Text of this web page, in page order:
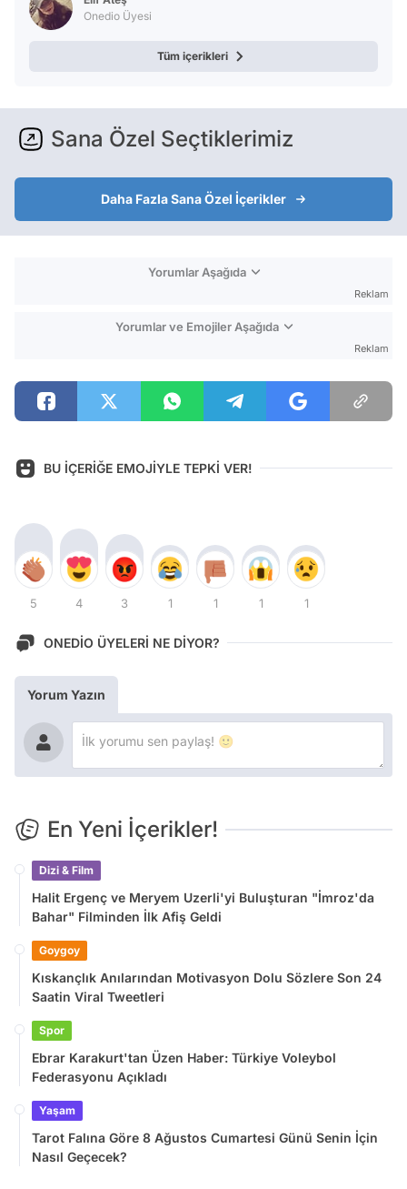
Onedio Üyesi
Tüm içerikleri
Sana Özel Seçtiklerimiz
Daha Fazla Sana Özel İçerikler
Yorumlar Aşağıda
Reklam
Yorumlar ve Emojiler Aşağıda
Reklam
BU İÇERİĞE EMOJİYLE TEPKİ VER!
5 4 3 1 1 1 1
ONEDİO ÜYELERİ NE DİYOR?
Yorum Yazın
En Yeni İçerikler!
Dizi & Film
Halit Ergenç ve Meryem Uzerli'yi Buluşturan "İmroz'da
Bahar" Filminden İlk Afiş Geldi
Goygoy
Kıskançlık Anılarından Motivasyon Dolu Sözlere Son 24
Saatin Viral Tweetleri
Spor
Ebrar Karakurt'tan Üzen Haber: Türkiye Voleybol
Federasyonu Açıkladı
Yaşam
Tarot Falına Göre 8 Ağustos Cumartesi Günü Senin İçin
Nasıl Geçecek?